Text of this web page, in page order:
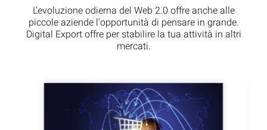
L'evoluzione odierna del Web 2.0 offre anche alle
piccole aziende l'opportunità di pensare in grande.
Digital Export offre per stabilire la tua attività in altri
mercati.